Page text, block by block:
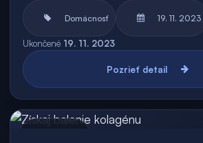
Domácnosť 19. 11. 2023
Ukončené 19. 11. 2023
Pozrieť detail